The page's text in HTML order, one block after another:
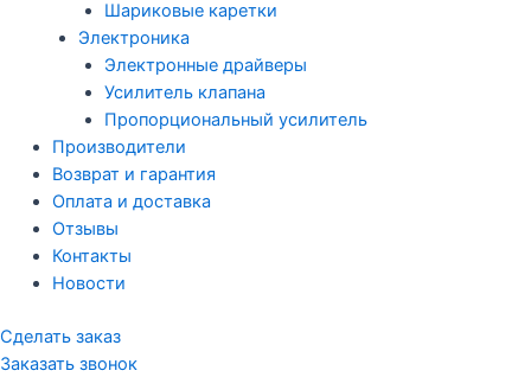
Шариковые каретки
Электроника
Электронные драйверы
Усилитель клапана
Пропорциональный усилитель
Производители
Возврат и гарантия
Оплата и доставка
Отзывы
Контакты
Новости
Сделать заказ
Заказать звонок